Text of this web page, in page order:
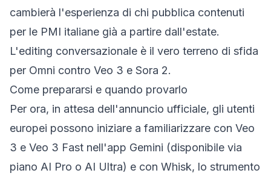
cambierà l'esperienza di chi pubblica contenuti
per le PMI italiane già a partire dall'estate.
L'editing conversazionale è il vero terreno di sfida
per Omni contro Veo 3 e Sora 2.
Come prepararsi e quando provarlo
Per ora, in attesa dell'annuncio ufficiale, gli utenti
europei possono iniziare a familiarizzare con Veo
3 e Veo 3 Fast nell'app Gemini (disponibile via
piano AI Pro o AI Ultra) e con Whisk, lo strumento